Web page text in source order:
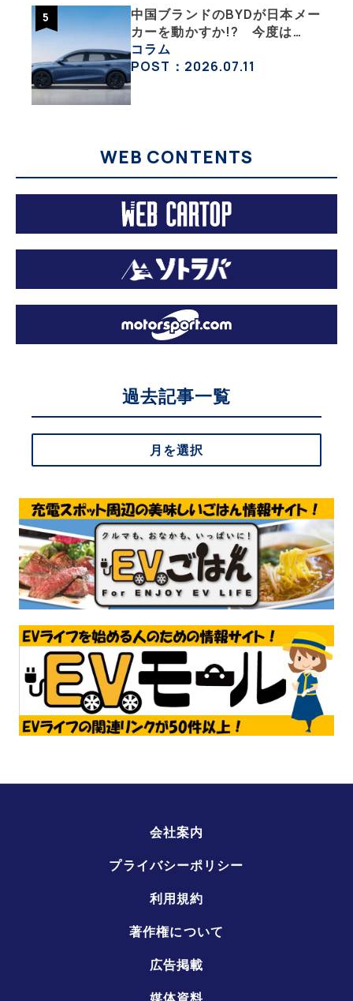
中国ブランドのBYDが日本メー
カーを動かすか!? 今度は
PHEVのステーションワゴンで
日本市場を揺るがす
コラム
POST：2026.07.11
WEB CONTENTS
過去記事一覧
月を選択
会社案内
プライバシーポリシー
利用規約
著作権について
広告掲載